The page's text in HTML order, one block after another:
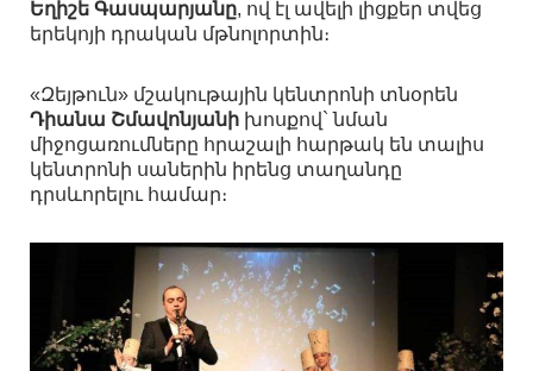
Եղիշե Գասպարյանը, ով էլ ավելի լիցքեր տվեց
երեկոյի դրական մթնոլորտին։
«Զեյթուն» մշակութային կենտրոնի տնօրեն
Դիանա Շմավոնյանի խոսքով` նման
միջոցառումները հրաշալի հարթակ են տալիս
կենտրոնի սաներին իրենց տաղանդը
դրսևորելու համար։